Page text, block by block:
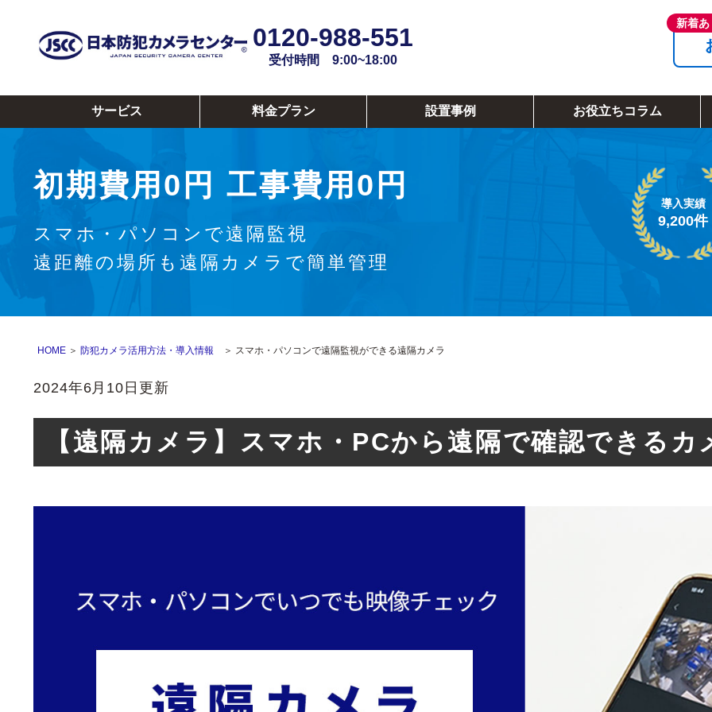
0120-988-551
受付時間 9:00~18:00
サービス 料金プラン 設置事例 お役立ちコラム
初期費用0円 工事費用0円
スマホ・パソコンで遠隔監視
遠距離の場所も遠隔カメラで簡単管理
導入実績
9,200件
HOME ＞ 防犯カメラ活用方法・導入情報 ＞ スマホ・パソコンで遠隔監視ができる遠隔カメラ
2024年6月10日更新
【遠隔カメラ】スマホ・PCから遠隔で確認できるカ